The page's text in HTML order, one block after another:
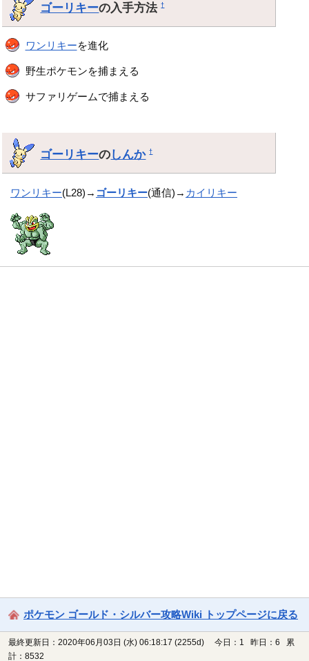
ゴーリキーの入手方法†
ワンリキーを進化
野生ポケモンを捕まえる
サファリゲームで捕まえる
ゴーリキーのしんか †
ワンリキー(L28)→ ゴーリキー(通信)→ カイリキー
ポケモン ゴールド・シルバー攻略Wiki トップページに戻る
最終更新日：2020年06月03日 (水) 06:18:17 (2255d)
今日：1 昨日：6 累
計：8532